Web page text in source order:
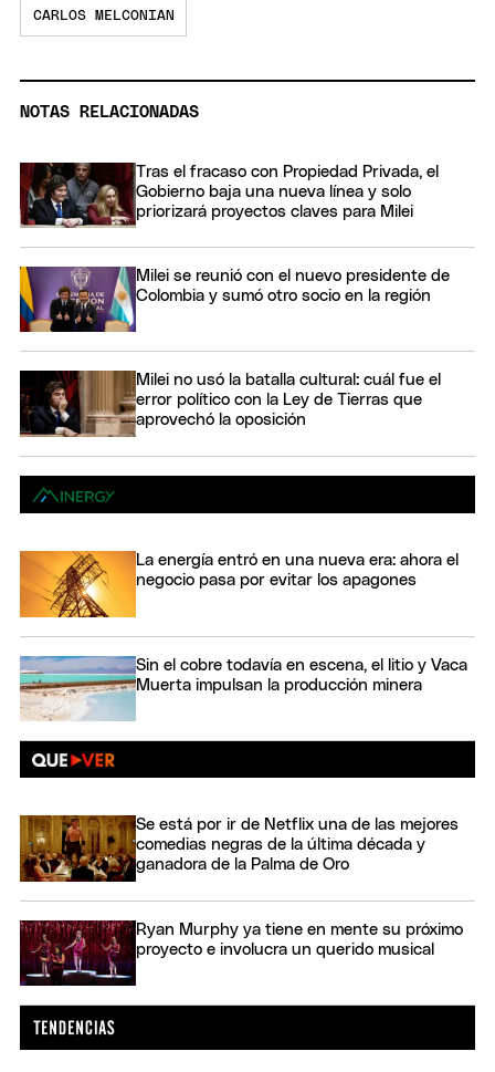
CARLOS MELCONIAN
NOTAS RELACIONADAS
Tras el fracaso con Propiedad Privada, el
Gobierno baja una nueva línea y solo
priorizará proyectos claves para Milei
Milei se reunió con el nuevo presidente de
Colombia y sumó otro socio en la región
Milei no usó la batalla cultural: cuál fue el
error político con la Ley de Tierras que
aprovechó la oposición
La energía entró en una nueva era: ahora el
negocio pasa por evitar los apagones
Sin el cobre todavía en escena, el litio y Vaca
Muerta impulsan la producción minera
Se está por ir de Netflix una de las mejores
comedias negras de la última década y
ganadora de la Palma de Oro
Ryan Murphy ya tiene en mente su próximo
proyecto e involucra un querido musical